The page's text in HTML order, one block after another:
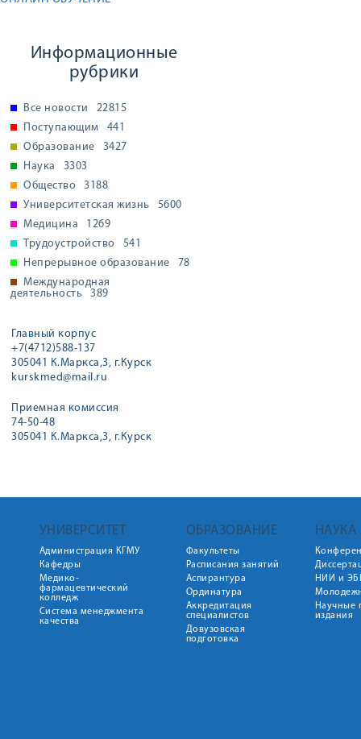
Информационные
рубрики
Все новости
22815
Поступающим
441
Образование
3427
Наука
3303
Общество
3188
Университетская жизнь
5600
Медицина
1269
Трудоустройство
541
Непрерывное образование
78
Международная
деятельность
389
Главный корпус
+7(4712)588-137
305041 К.Маркса,3, г.Курск
kurskmed@mail.ru
Приемная комиссия
74-50-48
305041 К.Маркса,3, г.Курск
УНИВЕРСИТЕТ
Администрация КГМУ
Кафедры
Медико-
фармацевтический
колледж
Система менеджмента
качества
ОБРАЗОВАНИЕ
Факультеты
Расписания занятий
Аспирантура
Ординатура
Аккредитация
специалистов
Довузовская
подготовка
НАУКА
НИИ и
Научные
издания